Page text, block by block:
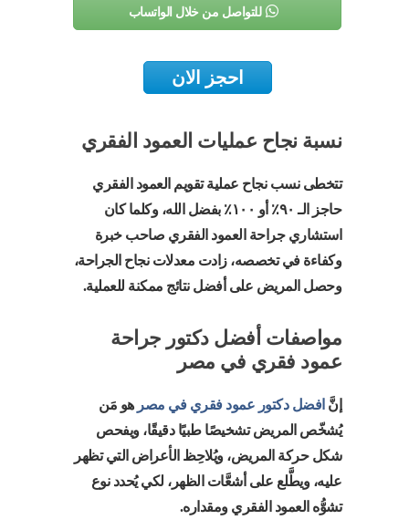
للتواصل من خلال الواتساب
احجز الان
نسبة نجاح عمليات العمود الفقري
تتخطى نسب نجاح عملية تقويم العمود الفقري
حاجز الـ ٩٠٪ أو ١٠٠٪ بفضل الله، وكلما كان
استشاري جراحة العمود الفقري صاحب خبرة
وكفاءة في تخصصه، زادت معدلات نجاح الجراحة،
وحصل المريض على أفضل نتائج ممكنة للعملية.
مواصفات أفضل دكتور جراحة
عمود فقري في مصر
إنَّ افضل دكتور عمود فقري في مصر هو مَن
يُشخّص المريض تشخيصًا طبيًا دقيقًا، ويفحص
شكل حركة المريض، ويُلاحِظ الأعراض التي تظهر
عليه، ويطَّلع على أشعَّات الظهر، لكي يُحدد نوع
تشوُّه العمود الفقري ومقداره.